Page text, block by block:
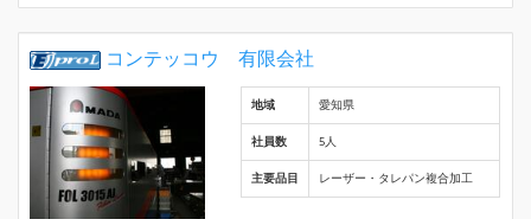
コンテッコウ 有限会社
地域 愛知県
社員数 5人
主要品目 レーザー・タレパン複合加工